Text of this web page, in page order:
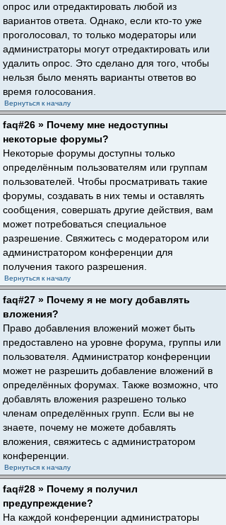
опрос или отредактировать любой из
вариантов ответа. Однако, если кто-то уже
проголосовал, то только модераторы или
администраторы могут отредактировать или
удалить опрос. Это сделано для того, чтобы
нельзя было менять варианты ответов во
время голосования.
Вернуться к началу
faq#26 » Почему мне недоступны
некоторые форумы?
Некоторые форумы доступны только
определённым пользователям или группам
пользователей. Чтобы просматривать такие
форумы, создавать в них темы и оставлять
сообщения, совершать другие действия, вам
может потребоваться специальное
разрешение. Свяжитесь с модератором или
администратором конференции для
получения такого разрешения.
Вернуться к началу
faq#27 » Почему я не могу добавлять
вложения?
Право добавления вложений может быть
предоставлено на уровне форума, группы или
пользователя. Администратор конференции
может не разрешить добавление вложений в
определённых форумах. Также возможно, что
добавлять вложения разрешено только
членам определённых групп. Если вы не
знаете, почему не можете добавлять
вложения, свяжитесь с администратором
конференции.
Вернуться к началу
faq#28 » Почему я получил
предупреждение?
На каждой конференции администраторы